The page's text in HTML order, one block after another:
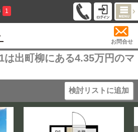
1
お問合せ
出町柳にある4.35万円のマ
検討リストに追加